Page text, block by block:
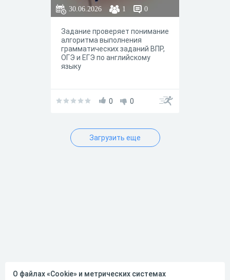
30.06.2026 1 0
Задание проверяет понимание
алгоритма выполнения
грамматических заданий ВПР,
ОГЭ и ЕГЭ по английскому
языку
0 0
Загрузить еще
О файлах «Cookie» и метрических системах